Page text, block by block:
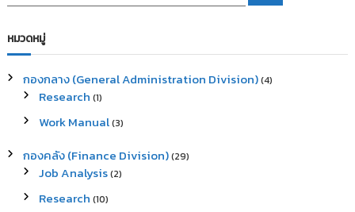
r
c
f
หมวดหมู่
กองกลาง (General Administration Division)(4)
Research (1)
Work Manual(3)
กองคลัง (Finance Division)(29)
Job Analysis(2)
Research (10)